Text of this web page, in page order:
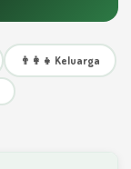
👨‍👩‍👧 Keluarga